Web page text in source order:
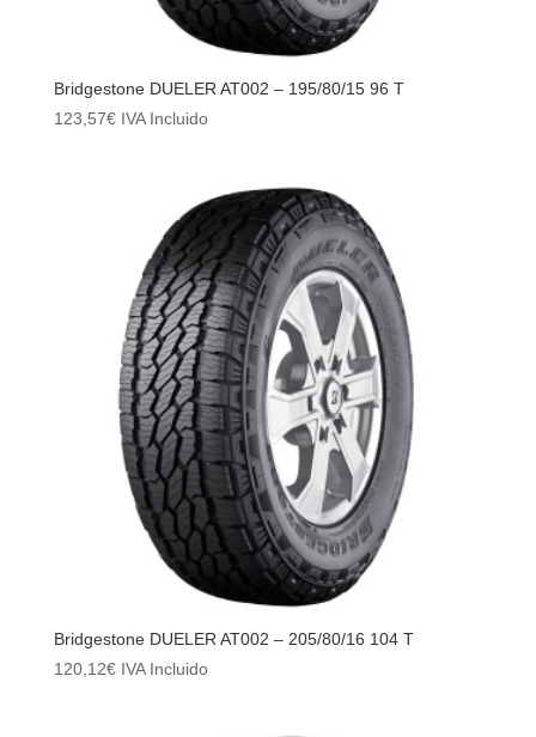
Bridgestone DUELER AT002 – 195/80/15 96 T
123,57€ IVA Incluido
Bridgestone DUELER AT002 – 205/80/16 104 T
120,12€ IVA Incluido